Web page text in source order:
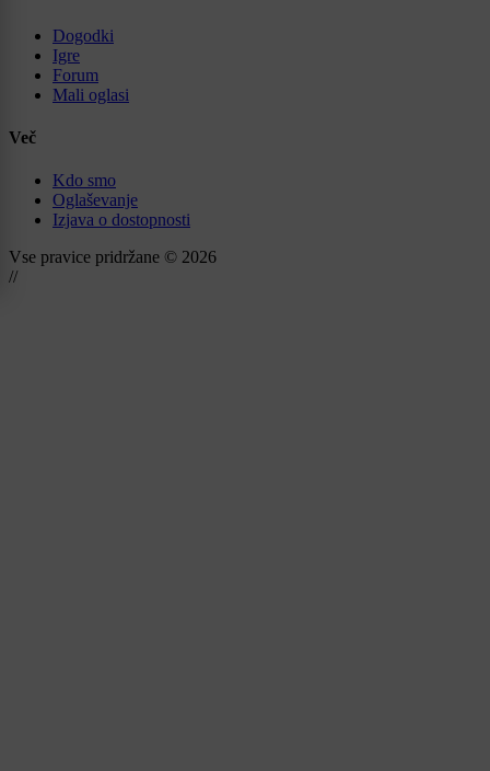
Dogodki
Igre
Forum
Mali oglasi
Več
Kdo smo
Oglaševanje
Izjava o dostopnosti
Vse pravice pridržane © 2026
//